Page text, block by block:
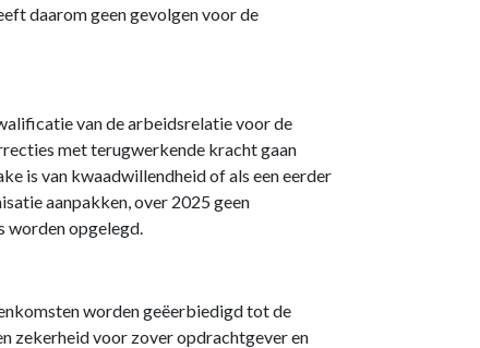
daarom geen gevolgen voor de
van de arbeidsrelatie voor de
met terugwerkende kracht gaan
is van kwaadwillendheid of als een eerder
aanpakken, over 2025 geen
worden opgelegd.
worden geëerbiedigd tot de
zekerheid voor zover opdrachtgever en